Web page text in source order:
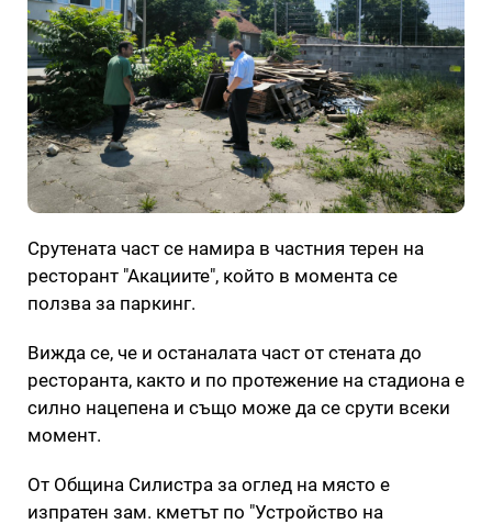
Срутената част се намира в частния терен на
ресторант "Акациите", който в момента се
ползва за паркинг.
Вижда се, че и останалата част от стената до
ресторанта, както и по протежение на стадиона е
силно нацепена и също може да се срути всеки
момент.
От Община Силистра за оглед на място е
изпратен зам. кметът по "Устройство на